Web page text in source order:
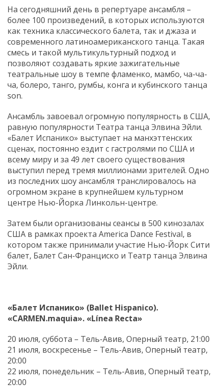
На сегодняшний день в репертуаре ансамбля –
более 100 произведений, в которых используются
как техника классического балета, так и джаза и
современного латиноамериканского танца. Такая
смесь и такой мультикультурный подход и
позволяют создавать яркие зажигательные
театральные шоу в темпе фламенко, мамбо, ча-ча-
ча, болеро, танго, румбы, конга и кубинского танца
son.
Ансамбль завоевал огромную популярность в США,
равную популярности Театра танца Элвина Эйли.
«Балет Испанико» выступает на манхэттенских
сценах, постоянно ездит с гастролями по США и
всему миру и за 49 лет своего существования
выступил перед тремя миллионами зрителей. Одно
из последних шоу ансамбля транслировалось на
огромном экране в крупнейшем культурном
центре Нью-Йорка Линкольн-центре.
Затем были организованы сеансы в 500 кинозалах
США в рамках проекта America Dance Festival, в
котором также принимали участие Нью-Йорк Сити
балет, Балет Сан-Франциско и Театр танца Элвина
Эйли.
«Балет Испанико» (Ballet Hispanico).
«CARMEN.maquia». «Línea Recta»
20 июля, суббота – Тель-Авив, Оперный театр, 21:00
21 июля, воскресенье – Тель-Авив, Оперный театр,
20:00
22 июля, понедельник – Тель-Авив, Оперный театр,
20:00